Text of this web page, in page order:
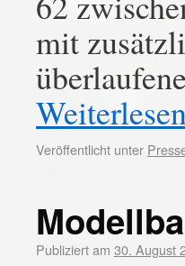
mit
Veröffentlicht unter
Publiziert am 30. August